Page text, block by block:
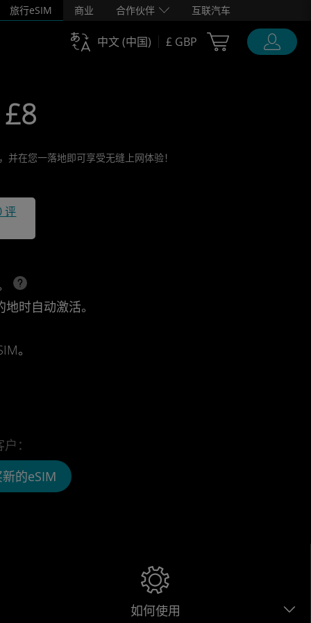
旅行eSIM 商业 合作伙伴 互联汽车
中文 (中国) £ GBP Cart Ubigi
在您一落地即可享受无缝上网体验！
评
时自动激活。
。
：
的eSIM
如何使用